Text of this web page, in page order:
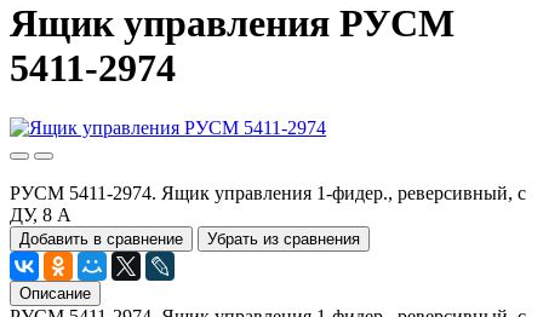
Ящик управления РУСМ
5411-2974
РУСМ 5411-2974. Ящик управления 1-фидер., реверсивный, с
ДУ, 8 А
Добавить в сравнение Убрать из сравнения
Описание